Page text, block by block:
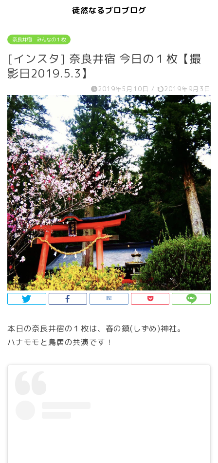
徒然なるブロブログ
奈良井宿 みんなの１枚
[インスタ] 奈良井宿 今日の１枚【撮
影日2019.5.3】
2019年5月10日 / 2019年9月3日
本日の奈良井宿の１枚は、春の鎮(しずめ)神社。
ハナモモと鳥居の共演です！